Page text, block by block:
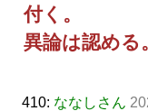
付く。
異論は認める
410: ななしさん